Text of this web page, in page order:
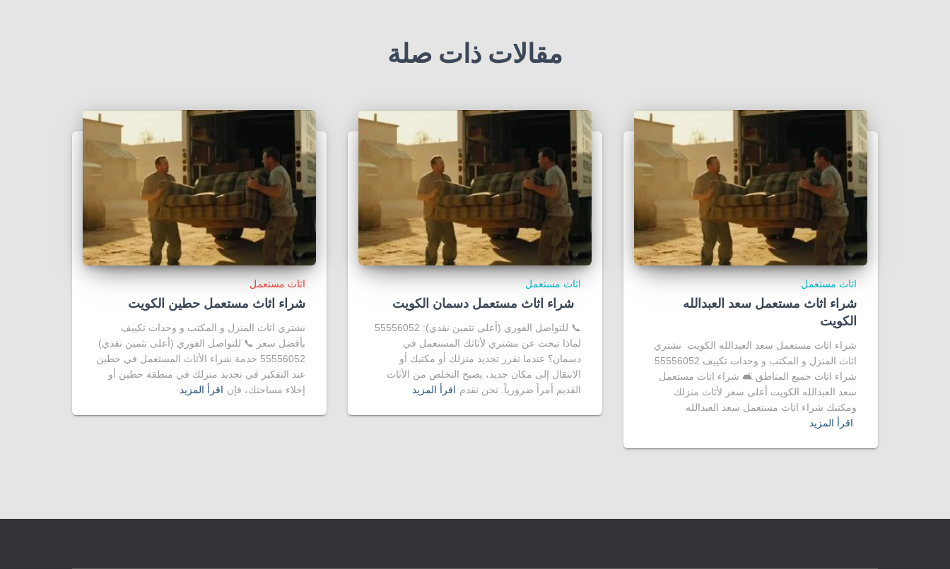
مقالات ذات صلة
اثاث مستعمل
شراء اثاث مستعمل سعد العبدالله
الكويت
شراء اثاث مستعمل سعد العبدالله الكويت نشتري
اثاث المنزل و المكتب و وحدات تكييف 55556052
شراء اثاث جميع المناطق 🛋️ شراء اثاث مستعمل
سعد العبدالله الكويت أعلى سعر لأثاث منزلك
ومكتبك شراء اثاث مستعمل سعد العبدالله
اقرأ المزيد
اثاث مستعمل
شراء اثاث مستعمل دسمان الكويت
📞 للتواصل الفوري (أعلى تثمين نقدي): 55556052
لماذا تبحث عن مشتري لأثاثك المستعمل في
دسمان؟ عندما تقرر تجديد منزلك أو مكتبك أو
الانتقال إلى مكان جديد، يصبح التخلص من الأثاث
القديم أمراً ضرورياً. نحن نقدم اقرأ المزيد
اثاث مستعمل
شراء اثاث مستعمل حطين الكويت
نشتري اثاث المنزل و المكتب و وحدات تكييف
بأفضل سعر 📞 للتواصل الفوري (أعلى تثمين نقدي)
55556052 خدمة شراء الأثاث المستعمل في حطين
عند التفكير في تجديد منزلك في منطقة حطين أو
إخلاء مساحتك، فإن اقرأ المزيد